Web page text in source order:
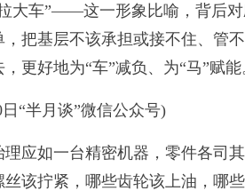
车”——这一形象比喻，背后对应
，把基层不该承担或接不住、管
更好地为“车”减负、为“马”赋能
半月谈”微信公众号)
如一台精密机器，零件各司其
丝该拧紧，哪些齿轮该上油，哪